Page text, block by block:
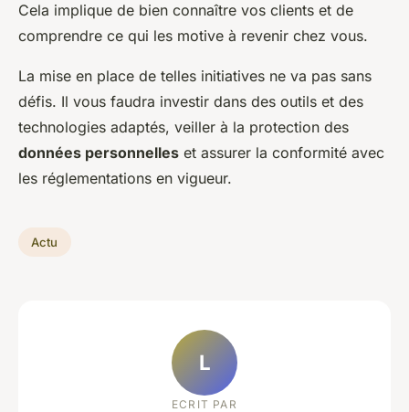
Cela implique de bien connaître vos clients et de
comprendre ce qui les motive à revenir chez vous.
La mise en place de telles initiatives ne va pas sans
défis. Il vous faudra investir dans des outils et des
technologies adaptés, veiller à la protection des
données personnelles et assurer la conformité avec
les réglementations en vigueur.
Actu
L
ECRIT PAR